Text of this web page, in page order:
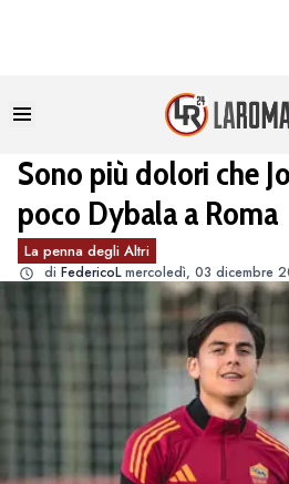
Sono più dolori che
poco Dybala a Roma
La penna degli Altri
di FedericoL mercoledì, 03 dicembre